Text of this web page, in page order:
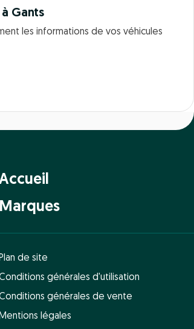
Gants
les informations de vos véhicules
Marques
de site
générales d'utilisation
générales de vente
légales